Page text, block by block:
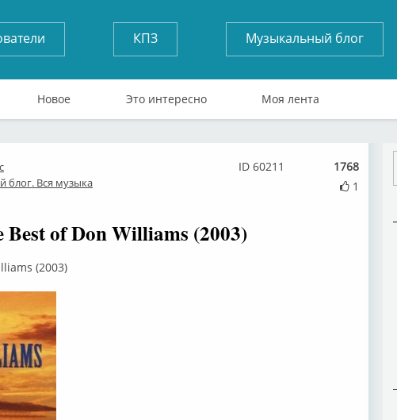
КПЗ Музыкальный блог
Новое Это интересно Моя лента
блог. Вся музыка
1768
1
ID 60211
of Don Williams (2003)
(2003)